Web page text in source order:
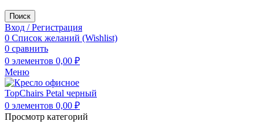
Поиск
Вход / Регистрация
0 Список желаний (Wishlist)
0 сравнить
0 элементов 0,00 ₽
Меню
0 элементов 0,00 ₽
Просмотр категорий